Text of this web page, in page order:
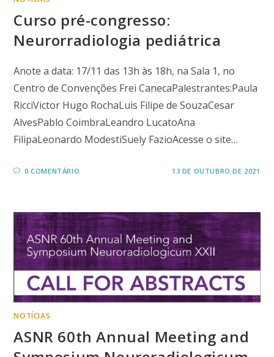
Curso pré-congresso:
Neurorradiologia pediátrica
Anote a data: 17/11 das 13h às 18h, na Sala 1, no
Centro de Convenções Frei CanecaPalestrantes:Paula
RicciVictor Hugo RochaLuis Filipe de SouzaCesar
AlvesPablo CoimbraLeandro LucatoAna
FilipaLeonardo ModestiSuely FazioAcesse o site…
0 COMENTÁRIO 13 DE OUTUBRO DE 2021
NOTÍCIAS
ASNR 60th Annual Meeting and